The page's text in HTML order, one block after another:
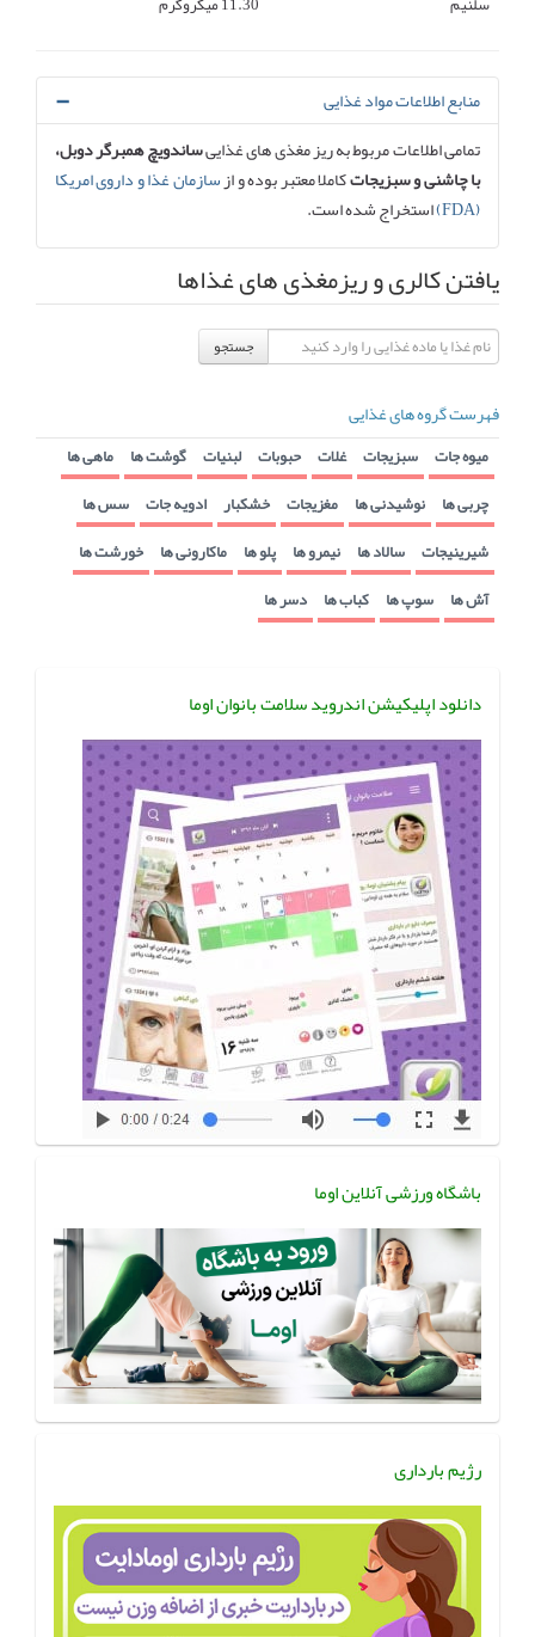
منابع اطلاعات مواد غذایی
تمامی اطلاعات مربوط به ریز مغذی های غذاییساندویچ همبرگر دوبل،
با چاشنی و سبزیجاتکاملا معتبر بوده و ازسازمان غذا و داروی امریکا
(FDA)
استخراج شده است.
یافتن کالری و ریزمغذی های غذاها
جستجو
فهرست گروه های غذایی
میوه جات سبزیجات غلات حبوبات لبنیات گوشت ها ماهی ها
چربی ها نوشیدنی ها مغزیجات خشکبار ادویه جات سس ها
شیرینیجات سالاد ها نیمرو ها پلو ها ماکارونی ها خورشت ها
آش ها سوپ ها کباب ها دسر ها
دانلود اپلیکیشن اندروید سلامت بانوان اوما
باشگاه ورزشی آنلاین اوما
رژیم بارداری